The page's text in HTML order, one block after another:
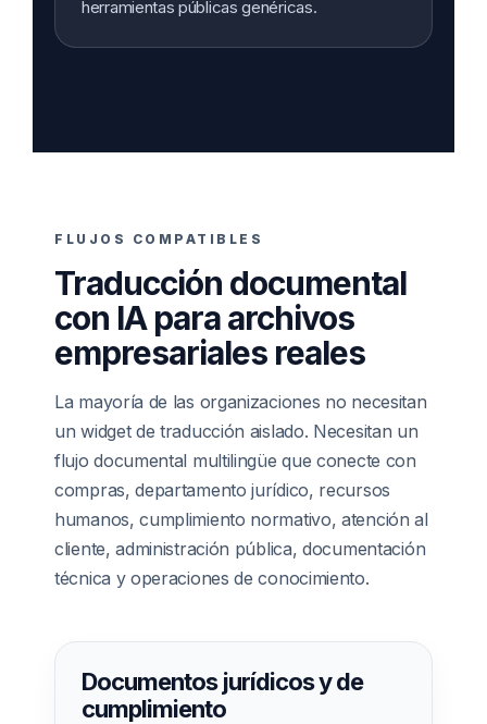
herramientas públicas genéricas.
FLUJOS COMPATIBLES
Traducción documental
con IA para archivos
empresariales reales
La mayoría de las organizaciones no necesitan
un widget de traducción aislado. Necesitan un
flujo documental multilingüe que conecte con
compras, departamento jurídico, recursos
humanos, cumplimiento normativo, atención al
cliente, administración pública, documentación
técnica y operaciones de conocimiento.
Documentos jurídicos y de
cumplimiento